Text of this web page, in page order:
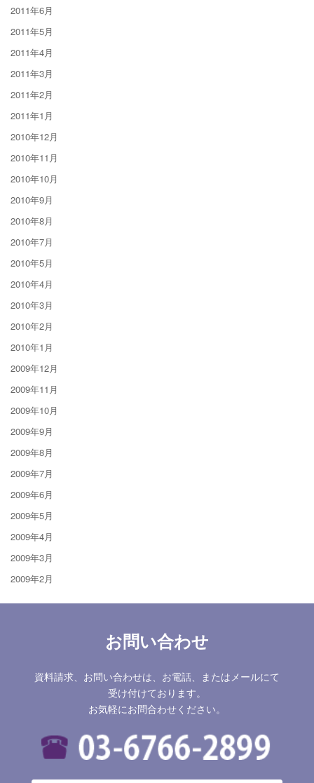
2011年6月
2011年5月
2011年4月
2011年3月
2011年2月
2011年1月
2010年12月
2010年11月
2010年10月
2010年9月
2010年8月
2010年7月
2010年5月
2010年4月
2010年3月
2010年2月
2010年1月
2009年12月
2009年11月
2009年10月
2009年9月
2009年8月
2009年7月
2009年6月
2009年5月
2009年4月
2009年3月
2009年2月
お問い合わせ
資料請求、お問い合わせは、お電話、またはメールにて
受け付けております。
お気軽にお問合わせください。